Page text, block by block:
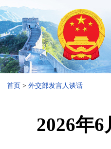
首页 > 外交部发言人谈话
2026年